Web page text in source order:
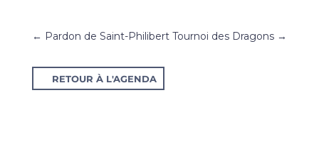
← Pardon de Saint-Philibert Tournoi des Dragons →
RETOUR À L'AGENDA